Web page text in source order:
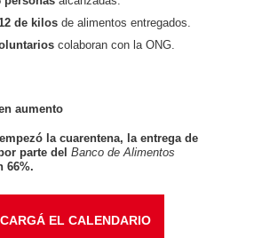
de kilos de alimentos entregados.
colaboran con la ONG.
aumento
la cuarentena, la entrega de
parte del Banco de Alimentos
66%.
EL CALENDARIO